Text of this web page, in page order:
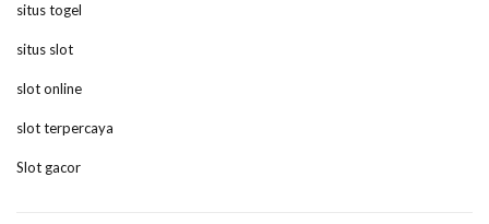
situs togel
situs slot
slot online
slot terpercaya
Slot gacor